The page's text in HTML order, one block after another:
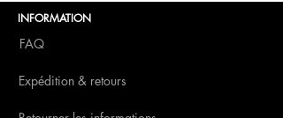
INFORMATION
FAQ
Expédition & retours